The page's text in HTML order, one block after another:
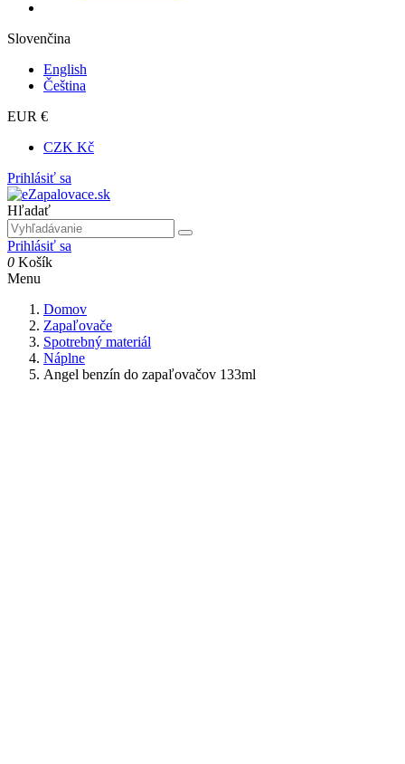
Slovenčina
English
Čeština
EUR €
CZK Kč
Prihlásiť sa
Hľadať
Prihlásiť sa
0 Košík
Menu
Domov
Zapaľovače
Spotrebný materiál
Náplne
Angel benzín do zapaľovačov 133ml